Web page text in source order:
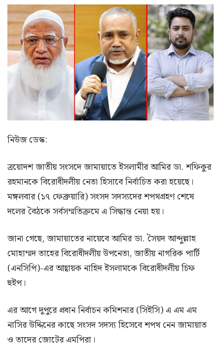
নিউজ ডেস্ক:
ত্রয়োদশ জাতীয় সংসদে জামায়াতে ইসলামীর আমির ডা. শফিকুর
রহমানকে বিরোধীদলীয় নেতা হিসাবে নির্বাচিত করা হয়েছে।
মঙ্গলবার (১৭ ফেব্রুয়ারি) সংসদ সদস্যদের শপথগ্রহণ শেষে
দলের বৈঠকে সর্বসম্মতিক্রমে এ সিদ্ধান্ত নেয়া হয়।
জানা গেছে, জামায়াতের নায়েবে আমির ডা. সৈয়দ আব্দুল্লাহ
মোহাম্মদ তাহের বিরোধীদলীয় উপনেতা, জাতীয় নাগরিক পার্টি
(এনসিপি)-এর আহ্বায়ক নাহিদ ইসলামকে বিরোধীদলীয় চিফ
হুইপ।
এর আগে দুপুরে প্রধান নির্বাচন কমিশনার (সিইসি) এ এম এম
নাসির উদ্দিনের কাছে সংসদ সদস্য হিসেবে শপথ নেন জামায়াত
ও তাদের জোটের এমপিরা।